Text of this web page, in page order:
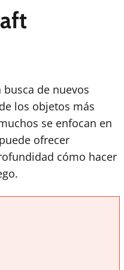
de nuevos
los objetos más
se enfocan en
ofrecer
cómo hacer